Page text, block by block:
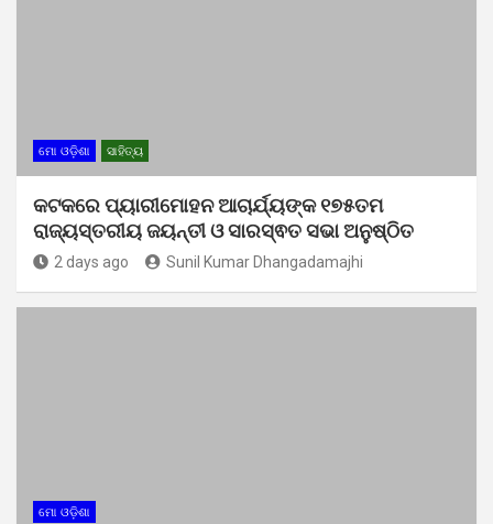
ମୋ ଓଡ଼ିଶା ସାହିତ୍ୟ
କଟକରେ ପ୍ୟାରୀମୋହନ ଆଚାର୍ଯ୍ୟଙ୍କ ୧୭୫ତମ
ରାଜ୍ୟସ୍ତରୀୟ ଜୟନ୍ତୀ ଓ ସାରସ୍ଵତ ସଭା ଅନୁଷ୍ଠିତ
2 days ago Sunil Kumar Dhangadamajhi
ମୋ ଓଡ଼ିଶା